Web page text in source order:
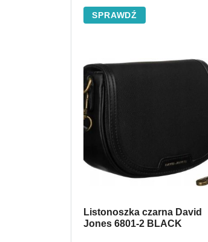
SPRAWDŹ
Listonoszka czarna David
Jones 6801-2 BLACK